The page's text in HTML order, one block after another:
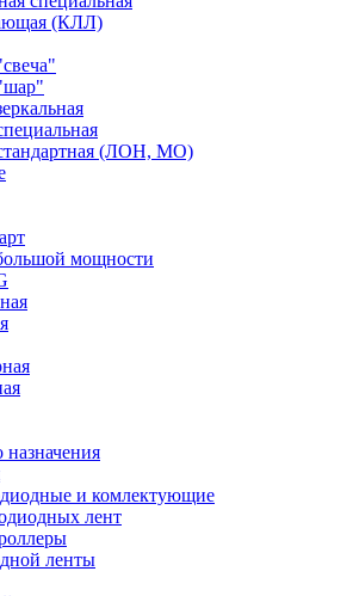
(КЛЛ)
(ЛОН, МО)
мощности
и комлектующие
лент
ленты